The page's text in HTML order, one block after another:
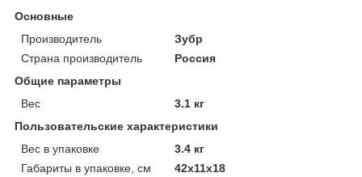
Основные
Производитель
Зубр
Страна производитель
Россия
Общие параметры
Вес
3.1 кг
Пользовательские характеристики
Вес в упаковке
3.4 кг
Габариты в упаковке, см
42х11х18